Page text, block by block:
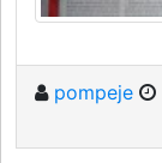
pompeje